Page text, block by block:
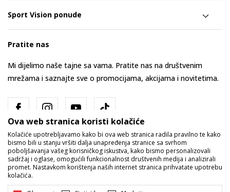
Sport Vision ponude
Pratite nas
Mi dijelimo naše tajne sa vama. Pratite nas na društvenim
mrežama i saznajte sve o promocijama, akcijama i novitetima.
Bosna i Hercegovina Promijenite
Ova web stranica koristi kolačiće
Kolačiće upotrebljavamo kako bi ova web stranica radila pravilno te kako
bismo bili u stanju vršiti dalja unapređenja stranice sa svrhom
poboljšavanja vašeg korisničkog iskustva, kako bismo personalizovali
sadržaj i oglase, omogućili funkcionalnost društvenih medija i analizirali
promet. Nastavkom korištenja naših internet stranica prihvatate upotrebu
kolačića.